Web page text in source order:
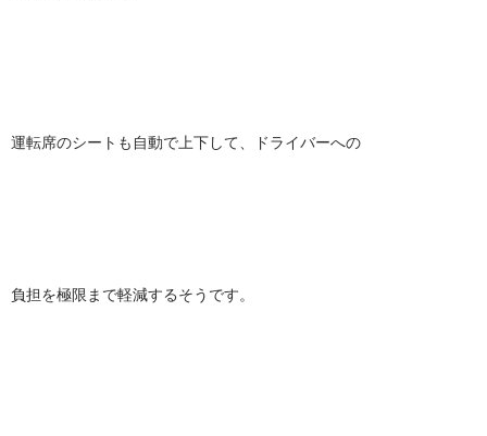
運転席のシートも自動で上下して、ドライバーへの
負担を極限まで軽減するそうです。